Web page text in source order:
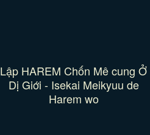
Lập HAREM Chốn Mê cung Ở
Dị Giới - Isekai Meikyuu de
Harem wo